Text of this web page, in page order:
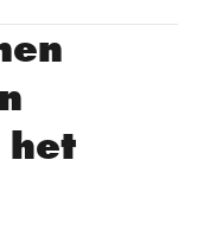
het